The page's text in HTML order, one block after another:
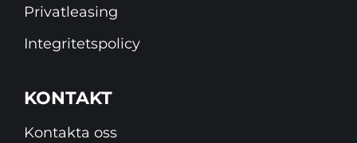
Privatleasing
Integritetspolicy
KONTAKT
Kontakta oss